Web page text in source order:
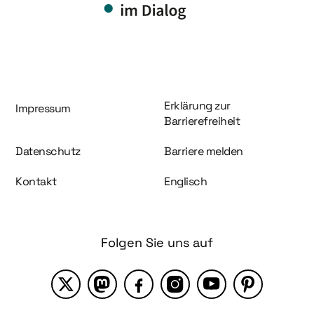
Information und Service
Impressum
Erklärung zur
Barrierefreiheit
Datenschutz Barriere melden
Kontakt Englisch
Folgen Sie uns auf